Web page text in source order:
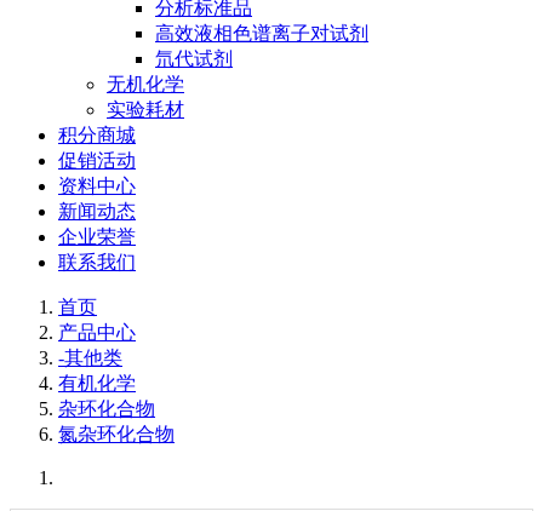
分析标准品
高效液相色谱离子对试剂
氘代试剂
无机化学
实验耗材
积分商城
促销活动
资料中心
新闻动态
企业荣誉
联系我们
首页
产品中心
-其他类
有机化学
杂环化合物
氮杂环化合物